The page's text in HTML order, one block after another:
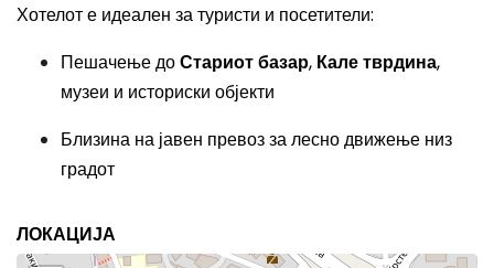
Хотелот е идеален за туристи и посетители:
Пешачење доСтариот базар, Кале тврдина,
музеи и историски објекти
Близина на јавен превоз за лесно движење низ
градот
ЛОКАЦИЈА